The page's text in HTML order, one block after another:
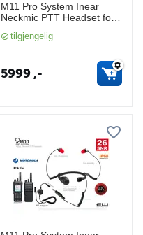
M11 Pro System Inear
Neckmic PTT Headset for
(SNR26, IP68)
tilgjengelig
5999,-